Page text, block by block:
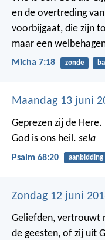
en de overtreding
voorbijgaat, die zijn
maar een
Micha 7:18 zonde
Maandag 13 juni
Geprezen zij de Here.
God is ons heil. sela
Psalm 68:20 aanbidding
Zondag 12 juni
Geliefden, vertrouwt
de geesten, of zij uit